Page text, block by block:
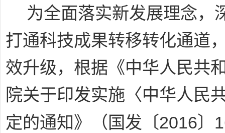
为全面落实新发展理念，
打通科技成果转移转化通道
效升级，根据《中华人民共
院关于印发实施〈中华人民
定的通知》（国发〔2016〕